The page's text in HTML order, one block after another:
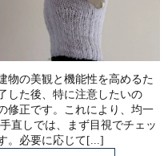
物の美観と機能性を高めるた
した後、特に注意したいの
修正です。これにより、均一
直しでは、まず目視でチェッ
。必要に応じて[...]